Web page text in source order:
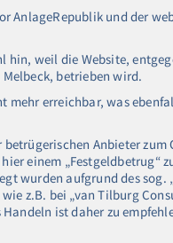
AnlageRepublik und der
weil die Website,
betrieben wird.
mehr erreichbar, was
Anbieter zum
einem „Festgeldbetrug“
wurden aufgrund des sog.
z.B. bei „van Tilburg
ist daher zu